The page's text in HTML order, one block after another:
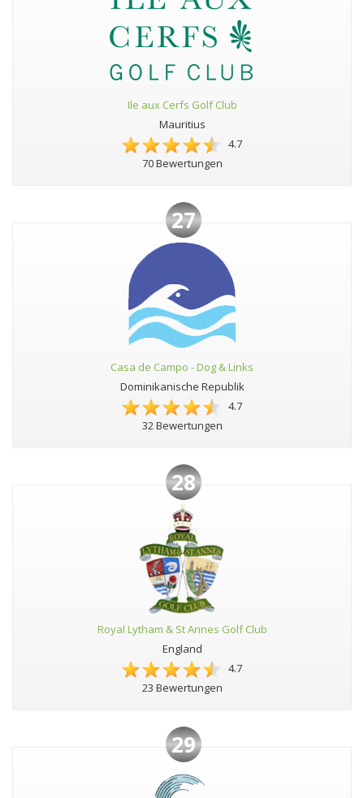
Ile aux Cerfs Golf Club
Mauritius
4.7
70 Bewertungen
27
Casa de Campo - Dog & Links
Dominikanische Republik
4.7
32 Bewertungen
28
Royal Lytham & St Annes Golf Club
England
4.7
23 Bewertungen
29